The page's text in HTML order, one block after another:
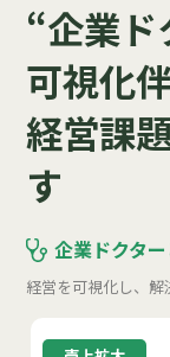
“企業
可視化
経営課
す
企業ドクター
経営を可視化し、解